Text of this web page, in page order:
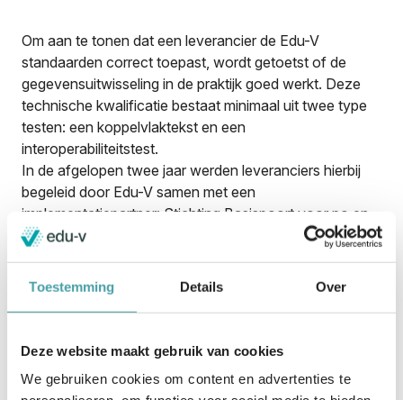
Toestemming Details Over
Deze website maakt gebruik van cookies
We gebruiken cookies om content en advertenties te
Om aan te tonen dat een leverancier de Edu-V
standaarden correct toepast, wordt getoetst of de
gegevensuitwisseling in de praktijk goed werkt. Deze
technische kwalificatie bestaat minimaal uit twee type
testen: een koppelvlaktekst en een
interoperabiliteitstest.
In de afgelopen twee jaar werden leveranciers hierbij
begeleid door Edu-V samen met een
implementatiepartner: Stichting Basispoort voor po en
Stichting SEM voor vo en mbo. In een volgende fase
geeft deelnemende leveranciers nog meer flexibiliteit
om de testen zelfstandig uit te voeren.
Bloemendaal Consultancy de samenwerking gestart om
de testvoorziening te bouwen. Onlangs vond daarvan
de kick off plaats. We verwachten dat een eerste Proof